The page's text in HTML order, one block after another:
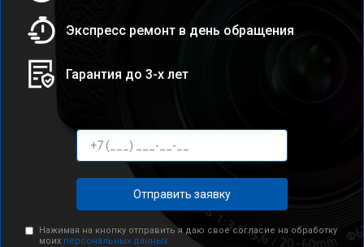
Экспресс ремонт в день обращения
Гарантия до 3-х лет
Отправить заявку
Нажимая на кнопку отправить я даю свое согласие на обработку
моих персональных данных.